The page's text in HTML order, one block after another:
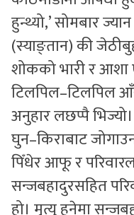
हुन्थ्यो,’ सोमबार
(स्याङ्तान) की
शोकको भारी र आशा
टिलपिल–टिलपिल
अनुहार लछप्पै भिज्यो।
घुन–किराबाट
पिँधेर आफू र
सन्जबहादुरसहित
हो। मृत्यु हुनेमा